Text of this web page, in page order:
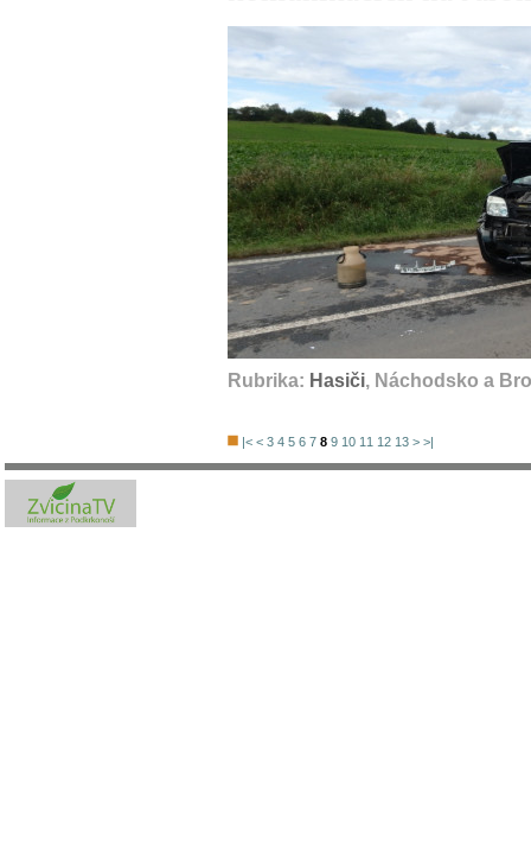
Rubrika: Hasiči, Náchodsko a
|< < 3 4 5 6 7 8 9 10 11 12 13 > >|